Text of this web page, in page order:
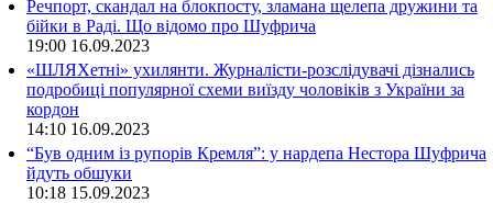
Речпорт, скандал на блокпосту, зламана щелепа дружини та
бійки в Раді. Що відомо про Шуфрича
19:00 16.09.2023
«ШЛЯХетні» ухилянти. Журналісти-розслідувачі дізнались
подробиці популярної схеми виїзду чоловіків з України за
кордон
14:10 16.09.2023
“Був одним із рупорів Кремля”: у нардепа Нестора Шуфрича
йдуть обшуки
10:18 15.09.2023